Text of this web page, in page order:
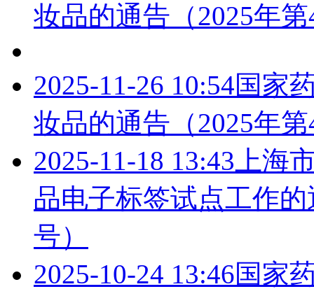
妆品的通告（2025年
2025-11-26 10:54国家
妆品的通告（2025年
2025-11-18 13:43 上海
品电子标签试点工作
号）
2025-10-24 13:46国家